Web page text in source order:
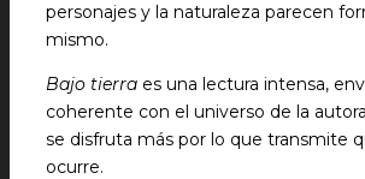
personajes y la naturaleza parecen
mismo.
Bajo tierra es una lectura intensa,
coherente con el universo de la
se disfruta más por lo que transmite
ocurre.